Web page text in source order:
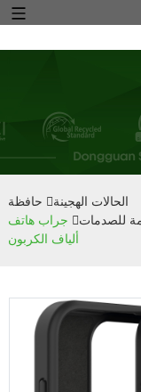
الحالات الهجينة
حافظة
للصدمات
جراب هاتف iPhone 16 مصنوع من مادة هجينة من
ألياف الكربون